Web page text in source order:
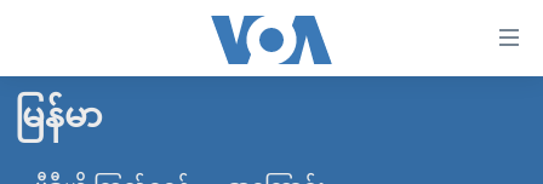
လွယ်ကူ
စေ
မူလစာမျက်နှာ
မြန်မာ
မြန်မာ